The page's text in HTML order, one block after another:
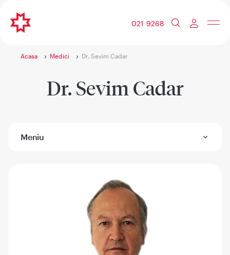
021 9268
Acasa Medici Dr. Sevim Cadar
Dr. Sevim Cadar
Meniu